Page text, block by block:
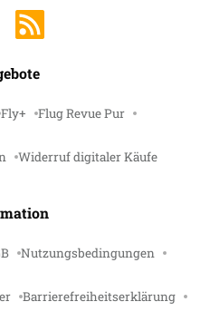
Fly+ Flug Revue Pur
Widerruf digitaler Käufe
Nutzungsbedingungen
Barrierefreiheitserklärung